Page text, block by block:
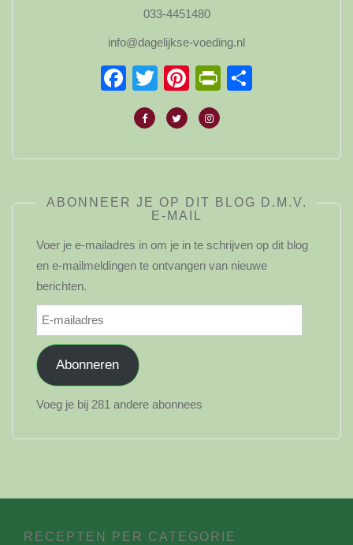
033-4451480
info@dagelijkse-voeding.nl
Facebook
TwitterPinterest
ABONNEER JE OP DIT BLOG D.M.V.
E-MAIL
Voer je e-mailadres in om je in te schrijven op dit blog
en e-mailmeldingen te ontvangen van nieuwe
berichten.
E-
mailadres
Abonneren
Voeg je bij 281 andere abonnees
RECEPTEN PER CATEGORIE